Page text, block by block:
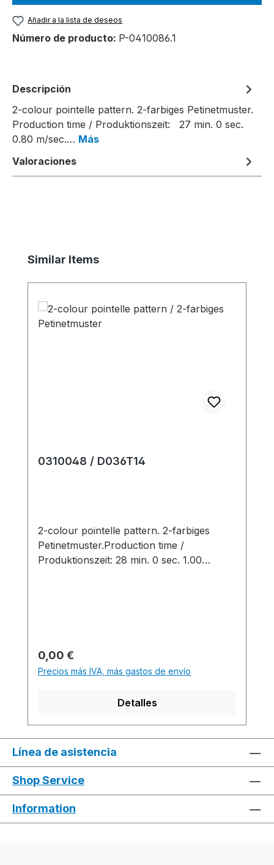
Añadir a la lista de deseos
Número de producto: P-0410086.1
Descripción
2-colour pointelle pattern. 2-farbiges Petinetmuster.
Production time / Produktionszeit: 27 min. 0 sec.
0.80 m/sec.… Más
Valoraciones
Omitir la galería de productos
Similar Items
0310048 / D036T14
2-colour pointelle pattern. 2-farbiges
Petinetmuster.Production time /
Produktionszeit: 28 min. 0 sec. 1.00
Fadenführerübersicht
Precio normal:
0,00 €
Precios más IVA, más gastos de envío
Detalles
Línea de asistencia
Shop Service
Information